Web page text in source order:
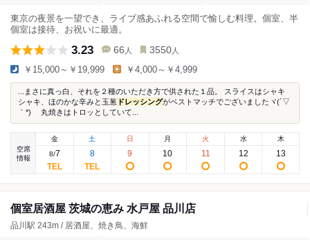
東京の夜景を一望でき、ライブ感あふれる空間で愉しむ料理。個室、半
個室は接待、お祝いに最適。
3.23 66 人 3550 人
￥15,000～￥19,999 ￥4,000～￥4,999
...まさに真っ白、それを２種のいただき方で供された１品。 スライスはシャキ
シャキ、ほのかな辛みと玉葱 ドレッシングがベストマッチでございましたヾ(´▽
｀*)ゝ 丸焼きはトロッとしていて...
空席
情報
金
8/7
土
8
日
9
月
10
火
11
水
12
木
13
個室居酒屋 茨城の恵み 水戸屋 品川店
品川駅 243m / 居酒屋、焼き鳥、海鮮